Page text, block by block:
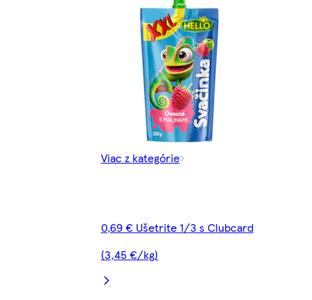
Viac z kategórie
0,69 € Ušetrite 1/3 s Clubcard
(3,45 €/kg)